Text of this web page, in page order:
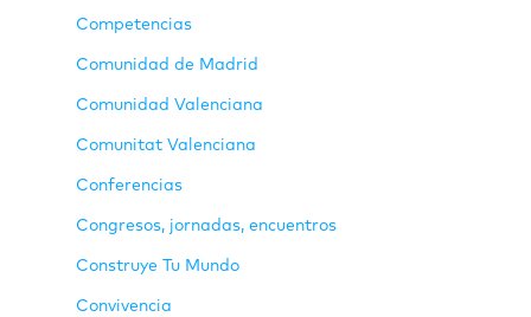
Competencias
Comunidad de Madrid
Comunidad Valenciana
Comunitat Valenciana
Conferencias
Congresos, jornadas, encuentros
Construye Tu Mundo
Convivencia